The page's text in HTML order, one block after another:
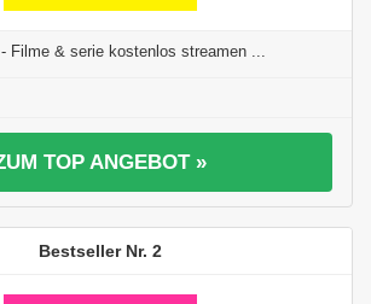
Filme & serie kostenlos streamen ...
TOP ANGEBOT »
2